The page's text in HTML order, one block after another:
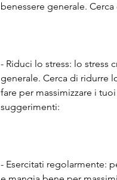
benessere generale.
- Riduci lo stress: lo stress
generale. Cerca di ridurre
fare per massimizzare i
suggerimenti:
- Esercitati regolarmente: